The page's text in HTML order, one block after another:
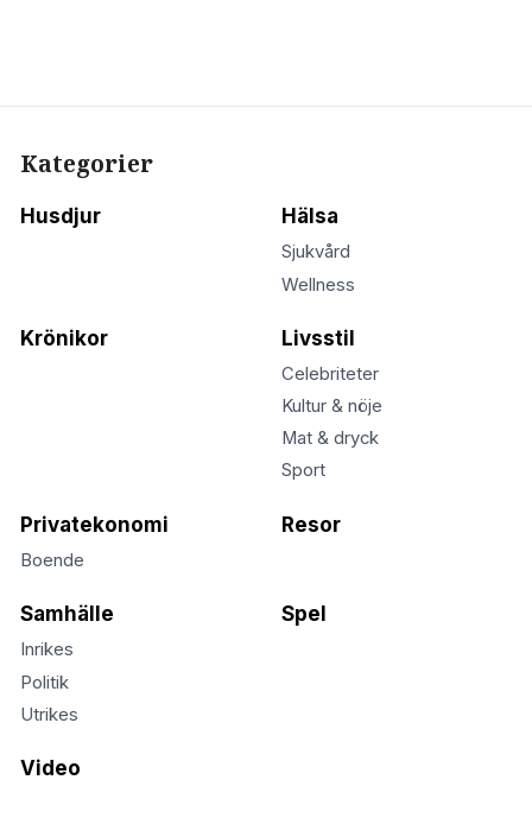
Kategorier
Husdjur Hälsa
Sjukvård
Wellness
Krönikor Livsstil
Celebriteter
Kultur & nöje
Mat & dryck
Sport
Privatekonomi
Boende
Resor
Samhälle
Inrikes
Politik
Utrikes
Spel
Video